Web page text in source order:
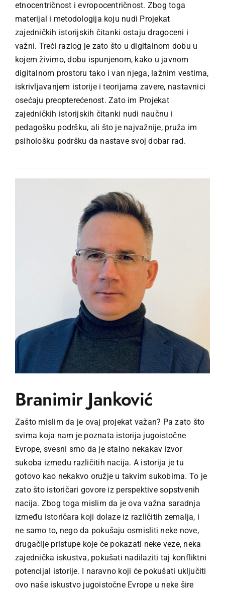
etnocentričnost i evropocentričnost. Zbog toga
materijal i metodologija koju nudi Projekat
zajedničkih istorijskih čitanki ostaju dragoceni i
važni. Treći razlog je zato što u digitalnom dobu u
kojem živimo, dobu ispunjenom, kako u javnom
digitalnom prostoru tako i van njega, lažnim vestima,
iskrivljavanjem istorije i teorijama zavere, nastavnici
osećaju preopterećenost. Zato im Projekat
zajedničkih istorijskih čitanki nudi naučnu i
pedagošku podršku, ali što je najvažnije, pruža im
psihološku podršku da nastave svoj dobar rad.
Branimir Janković
Zašto mislim da je ovaj projekat važan? Pa zato što
svima koja nam je poznata istorija jugoistočne
Evrope, svesni smo da je stalno nekakav izvor
sukoba između različitih nacija. A istorija je tu
gotovo kao nekakvo oružje u takvim sukobima. To je
zato što istoričari govore iz perspektive sopstvenih
nacija. Zbog toga mislim da je ova važna saradnja
između istoričara koji dolaze iz različitih zemalja, i
ne samo to, nego da pokušaju osmisliti neke nove,
drugačije pristupe koje će pokazati neke veze, neka
zajednička iskustva, pokušati nadilaziti taj konfliktni
potencijal istorije. I naravno koji će pokušati uključiti
ovo naše iskustvo jugoistočne Evrope u neke šire